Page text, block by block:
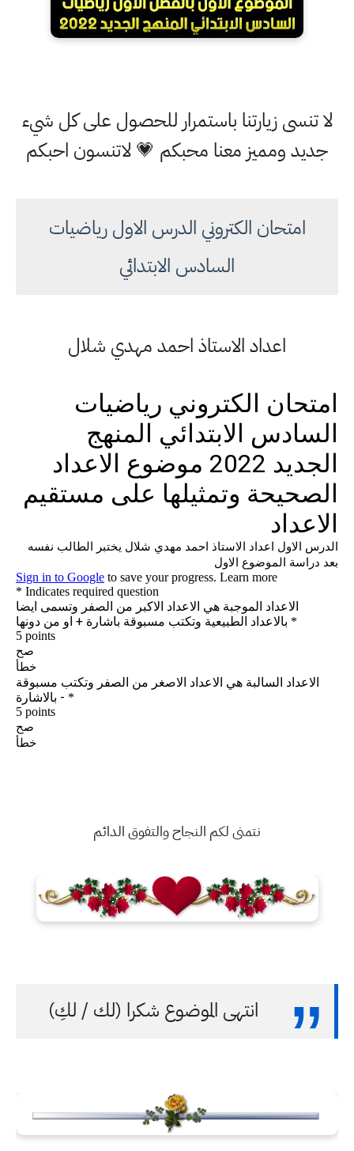
لا تنسى زيارتنا باستمرار للحصول على كل شيء
جديد ومميز معنا محبكم 💗 لاتنسون احبكم
امتحان الكتروني الدرس الاول رياضيات
السادس الابتدائي
اعداد الاستاذ احمد مهدي شلال
نتمنى لكم النجاح والتفوق الدائم
انتهى الموضوع شكرا (لك / لكِ)